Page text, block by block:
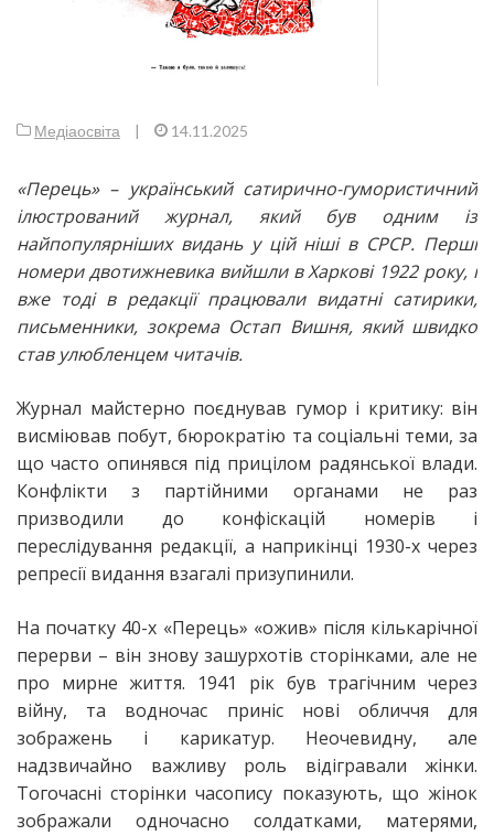
Медіаосвіта 14.11.2025
«Перець» – український сатирично-гумористичний
ілюстрований журнал, який був одним із
найпопулярніших видань у цій ніші в СРСР. Перші
номери двотижневика вийшли в Харкові 1922 року, і
вже тоді в редакції працювали видатні сатирики,
письменники, зокрема Остап Вишня, який швидко
став улюбленцем читачів.
Журнал майстерно поєднував гумор і критику: він
висміював побут, бюрократію та соціальні теми, за
що часто опинявся під прицілом радянської влади.
Конфлікти з партійними органами не раз
призводили до конфіскацій номерів і
переслідування редакції, а наприкінці 1930-х через
репресії видання взагалі призупинили.
На початку 40-х «Перець» «ожив» після кількарічної
перерви – він знову зашурхотів сторінками, але не
про мирне життя. 1941 рік був трагічним через
війну, та водночас приніс нові обличчя для
зображень і карикатур. Неочевидну, але
надзвичайно важливу роль відігравали жінки.
Тогочасні сторінки часопису показують, що жінок
зображали одночасно солдатками, матерями,